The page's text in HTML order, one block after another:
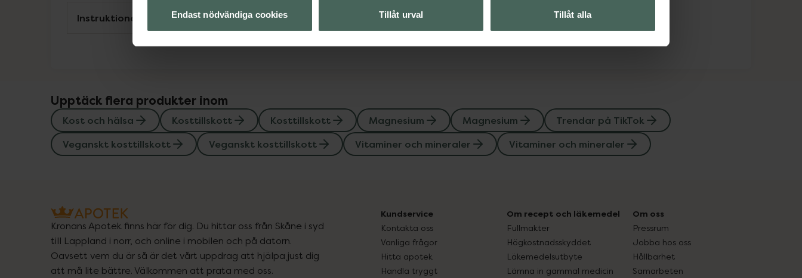
Endast nödvändiga cookies Tillåt urval Tillåt alla
Instruktioner
Upptäck flera produkter inom
Kost och hälsa Kosttillskott Kosttillskott Magnesium Magnesium
Trendar på TikTok
Veganskt kosttillskott
Veganskt kosttillskott Vitaminer och mineraler Vitaminer och mineraler
Kronans Apotek finns här för dig. Du hittar oss från Skåne i syd
till Lappland i norr, och online i mobilen och på datorn.
Oavsett vem du är så är det vårt uppdrag att hjälpa just dig
att må lite bättre. Välkommen att prata med oss.
Kundservice
Kontakta oss
Vanliga frågor
Hitta apotek
Handla tryggt
Om recept och läkemedel
Fullmakter
Högkostnadsskyddet
Läkemedelsutbyte
Lämna in gammal medicin
Om oss
Pressrum
Jobba hos oss
Hållbarhet
Samarbeten